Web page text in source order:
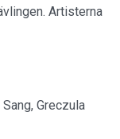
Artisterna
Greczula